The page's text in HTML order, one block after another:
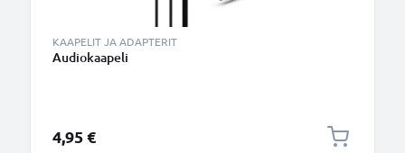
KAAPELIT JA ADAPTERIT
Audiokaapeli
4,95 €